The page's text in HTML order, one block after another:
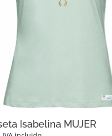
Isabelina MUJER